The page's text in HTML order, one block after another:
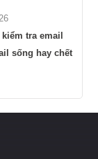
tra email
sống hay chết